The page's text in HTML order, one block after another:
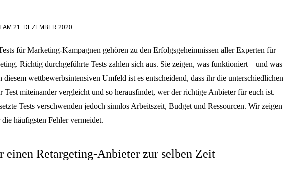
AM 21. DEZEMBER 2020
für Marketing-Kampagnen gehören zu den Erfolgsgeheimnissen aller Experten für
Richtig durchgeführte Tests zahlen sich aus. Sie zeigen, was funktioniert – und was
diesem wettbewerbsintensiven Umfeld ist es entscheidend, dass ihr die unterschiedlichen
Test miteinander vergleicht und so herausfindet, wer der richtige Anbieter für euch ist.
Tests verschwenden jedoch sinnlos Arbeitszeit, Budget und Ressourcen. Wir zeigen
häufigsten Fehler vermeidet.
einen Retargeting-Anbieter zur selben Zeit